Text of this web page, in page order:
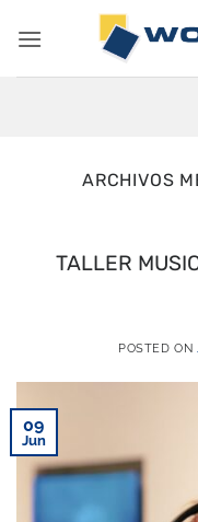
ARCHIVOS
TALLER
POSTED ON
09
Jun